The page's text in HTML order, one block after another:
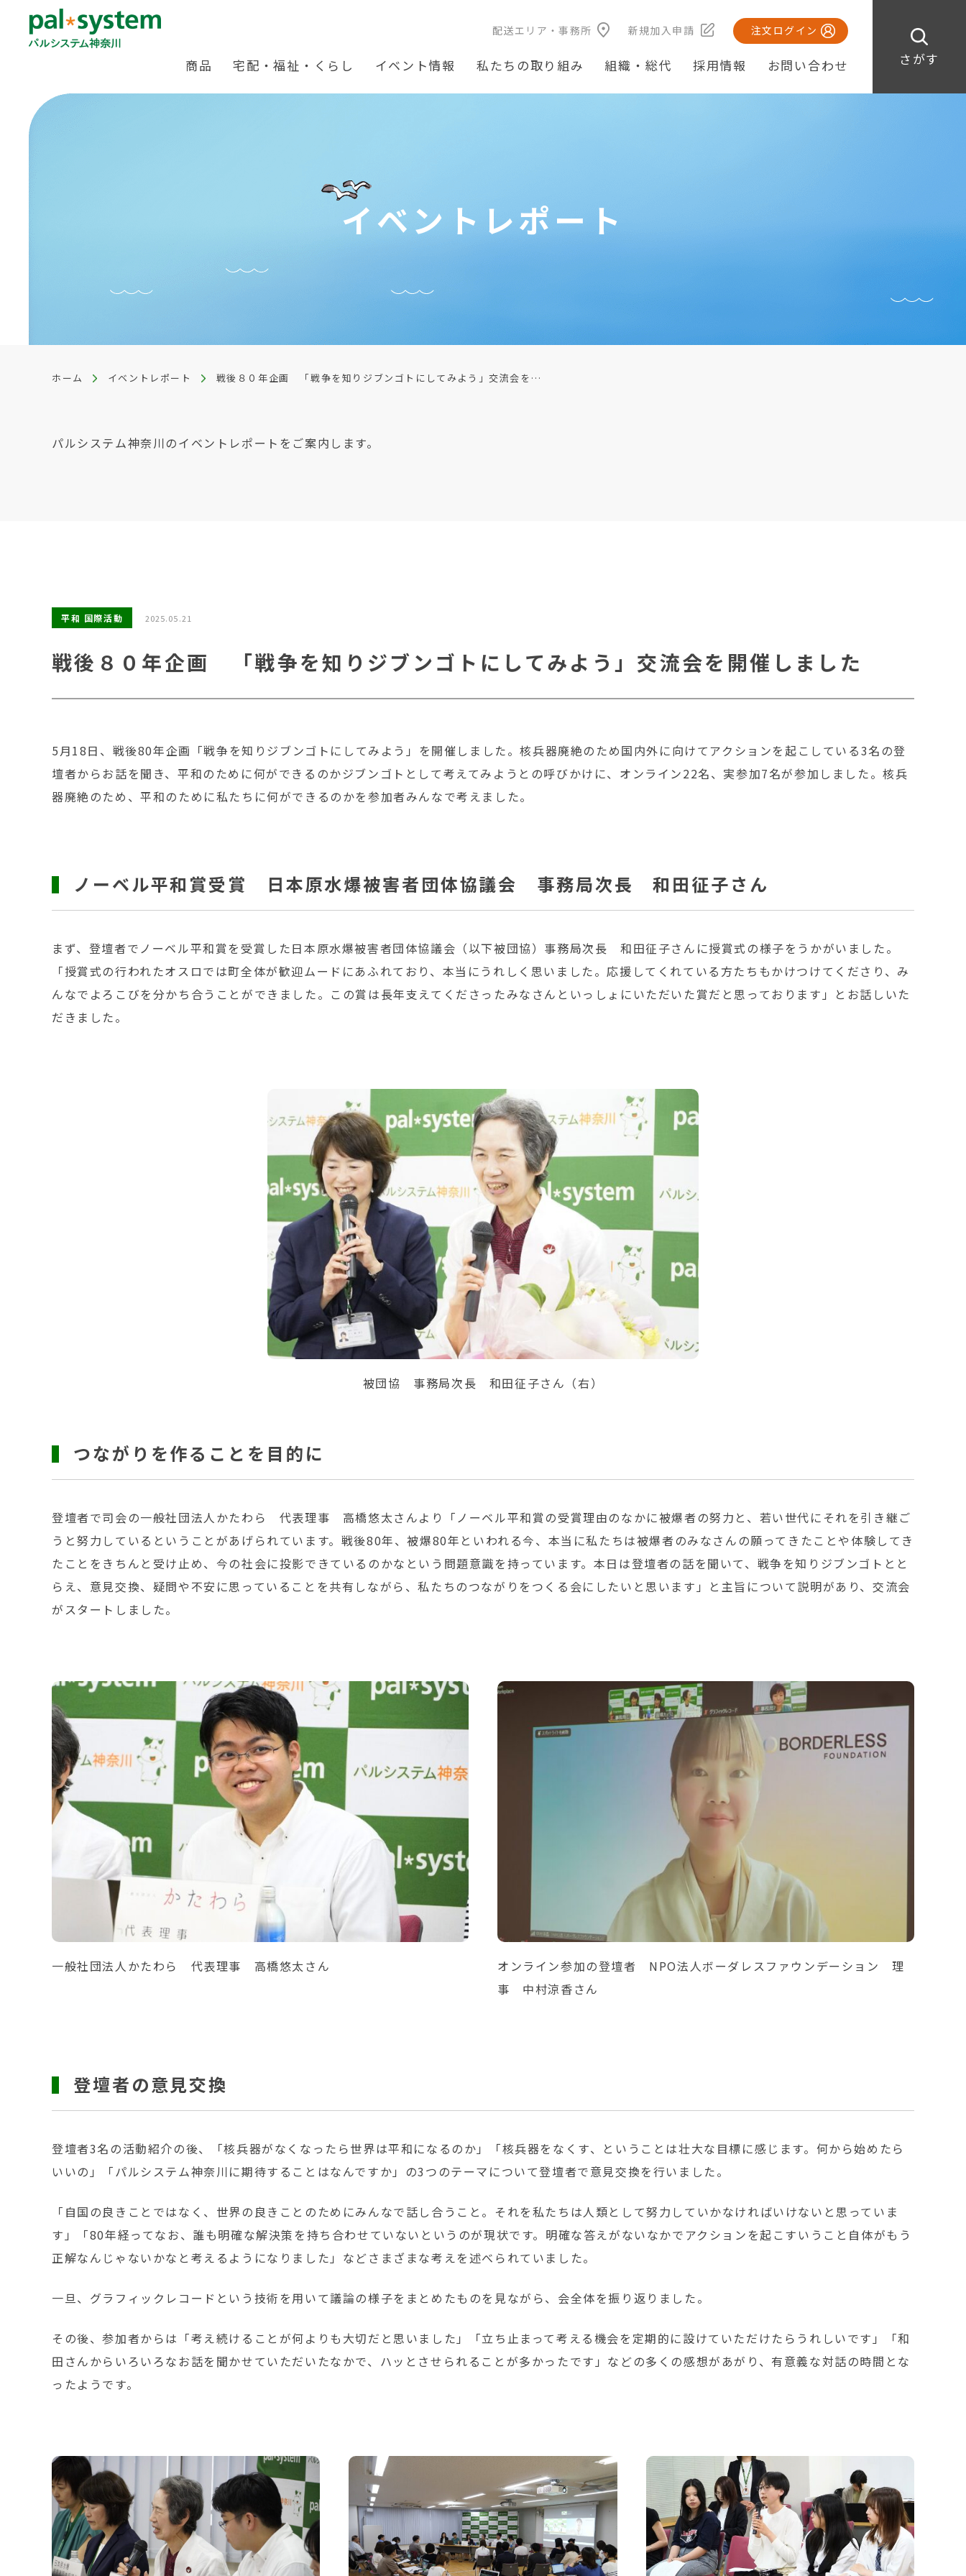
さがす
配送エリア・事務所 新規加入申請 注文ログイン
商品 宅配・福祉・くらし イベント情報 私たちの取り組み 組織・総代 採用情報 お問い合わせ
イベントレポート
ホーム イベントレポート 戦後８０年企画 「戦争を知りジブンゴトにしてみよう」交流会を…
パルシステム神奈川のイベントレポートをご案内します。
平和 国際活動 2025.05.21
戦後８０年企画 「戦争を知りジブンゴトにしてみよう」交流会を開催しました
5月18日、戦後80年企画「戦争を知りジブンゴトにしてみよう」を開催しました。核兵器廃絶のため国内外に向けてアクションを起こしている3名の登
壇者からお話を聞き、平和のために何ができるのかジブンゴトとして考えてみようとの呼びかけに、オンライン22名、実参加7名が参加しました。核兵
器廃絶のため、平和のために私たちに何ができるのかを参加者みんなで考えました。
ノーベル平和賞受賞 日本原水爆被害者団体協議会 事務局次長 和田征子さん
まず、登壇者でノーベル平和賞を受賞した日本原水爆被害者団体協議会（以下被団協）事務局次長 和田征子さんに授賞式の様子をうかがいました。
「授賞式の行われたオスロでは町全体が歓迎ムードにあふれており、本当にうれしく思いました。応援してくれている方たちもかけつけてくださり、み
んなでよろこびを分かち合うことができました。この賞は長年支えてくださったみなさんといっしょにいただいた賞だと思っております」とお話しいた
だきました。
被団協 事務局次長 和田征子さん（右）
つながりを作ることを目的に
登壇者で司会の一般社団法人かたわら 代表理事 高橋悠太さんより「ノーベル平和賞の受賞理由のなかに被爆者の努力と、若い世代にそれを引き継ご
うと努力しているということがあげられています。戦後80年、被爆80年といわれる今、本当に私たちは被爆者のみなさんの願ってきたことや体験してき
たことをきちんと受け止め、今の社会に投影できているのかなという問題意識を持っています。本日は登壇者の話を聞いて、戦争を知りジブンゴトとと
らえ、意見交換、疑問や不安に思っていることを共有しながら、私たちのつながりをつくる会にしたいと思います」と主旨について説明があり、交流会
がスタートしました。
一般社団法人かたわら 代表理事 高橋悠太さん
オンライン参加の登壇者 NPO法人ボーダレスファウンデーション 理
事 中村涼香さん
登壇者の意見交換
登壇者3名の活動紹介の後、「核兵器がなくなったら世界は平和になるのか」「核兵器をなくす、ということは壮大な目標に感じます。何から始めたら
いいの」「パルシステム神奈川に期待することはなんですか」の3つのテーマについて登壇者で意見交換を行いました。
「自国の良きことではなく、世界の良きことのためにみんなで話し合うこと。それを私たちは人類として努力していかなければいけないと思っていま
す」「80年経ってなお、誰も明確な解決策を持ち合わせていないというのが現状です。明確な答えがないなかでアクションを起こすいうこと自体がもう
正解なんじゃないかなと考えるようになりました」などさまざまな考えを述べられていました。
一旦、グラフィックレコードという技術を用いて議論の様子をまとめたものを見ながら、会全体を振り返りました。
その後、参加者からは「考え続けることが何よりも大切だと思いました」「立ち止まって考える機会を定期的に設けていただけたらうれしいです」「和
田さんからいろいろなお話を聞かせていただいたなかで、ハッとさせられることが多かったです」などの多くの感想があがり、有意義な対話の時間とな
ったようです。